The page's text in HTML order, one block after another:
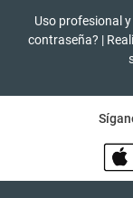
Uso profesional y
contraseña? |